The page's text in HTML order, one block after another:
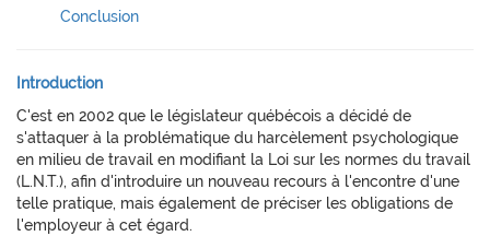
Conclusion
Introduction
C'est en 2002 que le législateur québécois a décidé de
s'attaquer à la problématique du harcèlement psychologique
en milieu de travail en modifiant la Loi sur les normes du travail
(L.N.T.), afin d'introduire un nouveau recours à l'encontre d'une
telle pratique, mais également de préciser les obligations de
l'employeur à cet égard.